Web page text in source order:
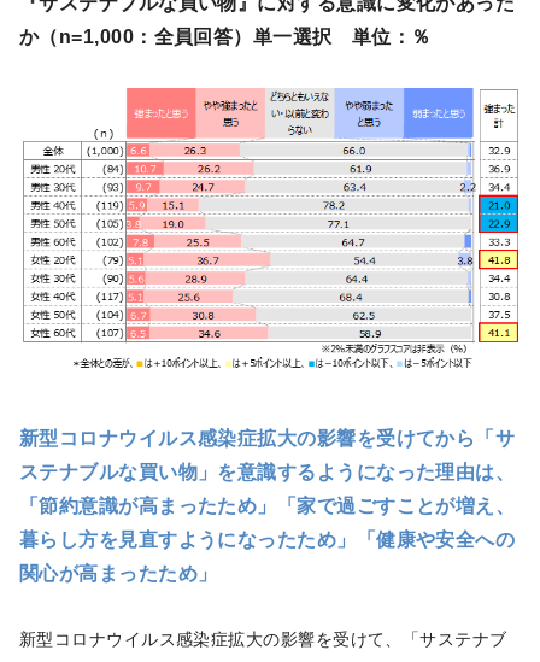
か（n=1,000：全員回答）単一選択 単位：％
新型コロナウイルス感染症拡大の影響を受けてから「サ
ステナブルな買い物」を意識するようになった理由は、
「節約意識が高まったため」「家で過ごすことが増え、
暮らし方を見直すようになったため」「健康や安全への
関心が高まったため」
新型コロナウイルス感染症拡大の影響を受けて、「サステナブ